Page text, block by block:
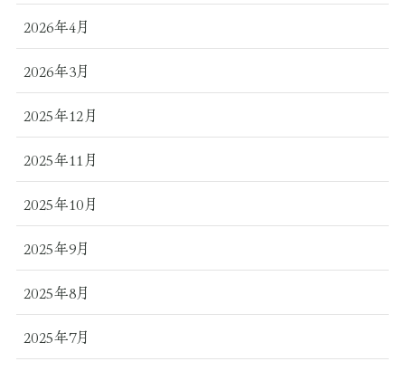
2026年4月
2026年3月
2025年12月
2025年11月
2025年10月
2025年9月
2025年8月
2025年7月